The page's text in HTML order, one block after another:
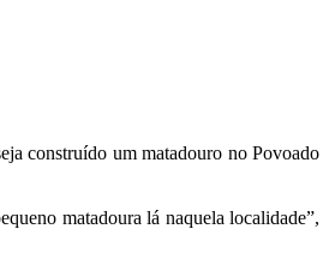
construído um matadouro no Povoado
matadoura lá naquela localidade”,